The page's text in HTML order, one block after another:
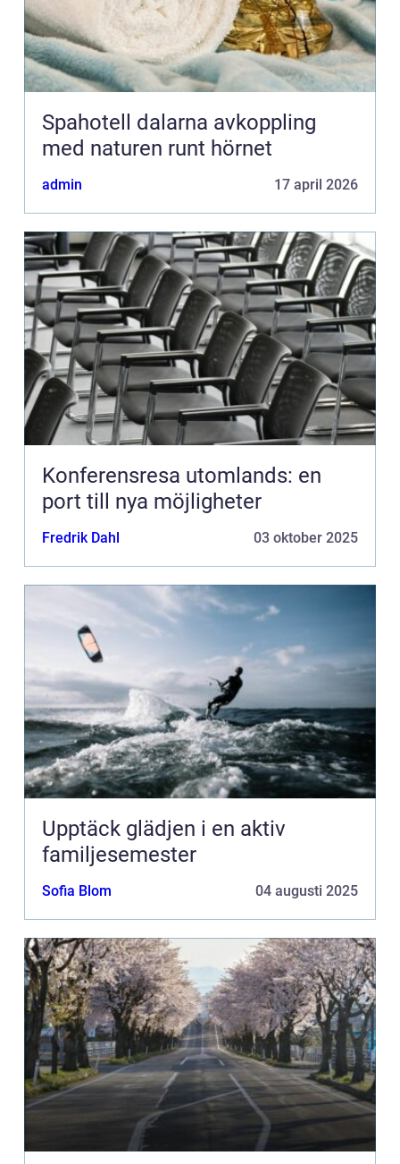
Spahotell dalarna avkoppling
med naturen runt hörnet
admin 17 april 2026
Konferensresa utomlands: en
port till nya möjligheter
Fredrik Dahl 03 oktober 2025
Upptäck glädjen i en aktiv
familjesemester
Sofia Blom 04 augusti 2025